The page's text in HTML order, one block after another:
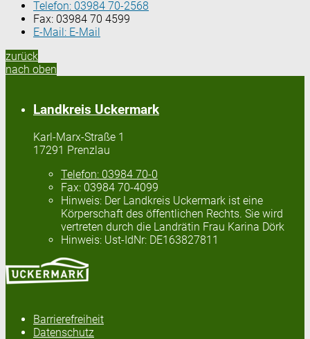
Telefon: 03984 70-2568
Fax: 03984 70 4599
E-Mail: E-Mail
zurück
nach oben
Landkreis Uckermark
Karl-Marx-Straße 1
17291 Prenzlau
Telefon: 03984 70-0
Fax: 03984 70-4099
Hinweis: Der Landkreis Uckermark ist eine
Körperschaft des öffentlichen Rechts. Sie wird
vertreten durch die Landrätin Frau Karina Dörk
Hinweis: Ust-IdNr: DE163827811
Barrierefreiheit
Datenschutz